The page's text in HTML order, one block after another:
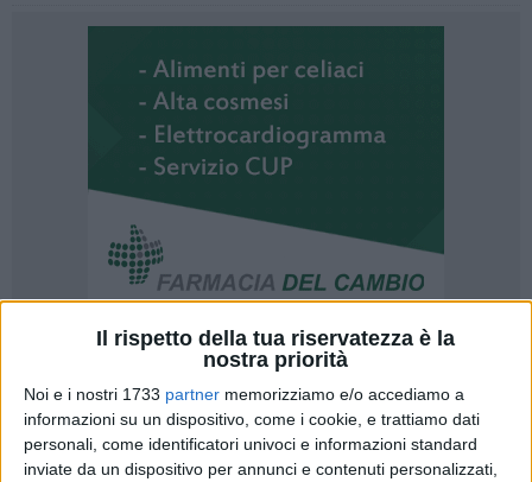
Il rispetto della tua riservatezza è la
nostra priorità
Noi e i nostri 1733 partner memorizziamo e/o accediamo a
informazioni su un dispositivo, come i cookie, e trattiamo dati
personali, come identificatori univoci e informazioni standard
inviate da un dispositivo per annunci e contenuti personalizzati,
Il Rotaract Club di Barletta, in collaborazione con il Rotary